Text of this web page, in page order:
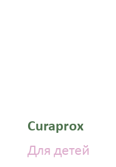
Curaprox
Для детей